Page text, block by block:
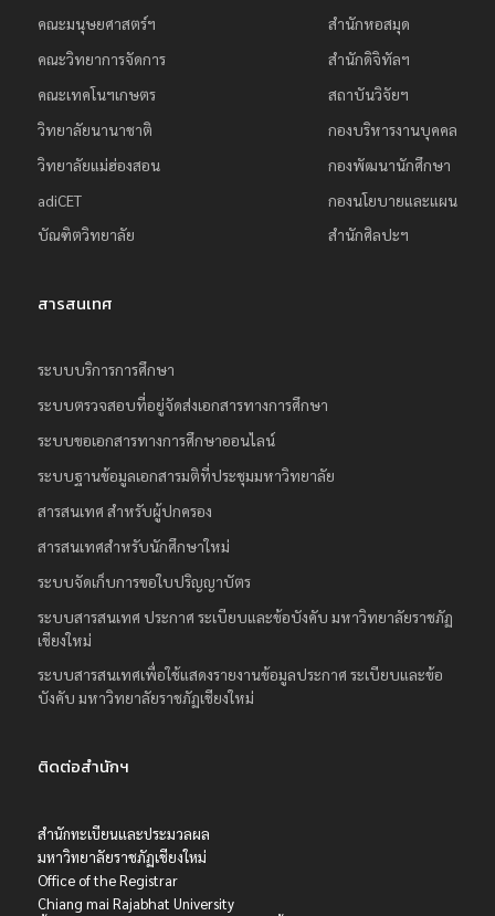
คณะมนุษยศาสตร์ฯ
คณะวิทยาการจัดการ
คณะเทคโนฯเกษตร
วิทยาลัยนานาชาติ
วิทยาลัยแม่ฮ่องสอน
adiCET
บัณฑิตวิทยาลัย
สำนักหอสมุด
สำนักดิจิทัลฯ
สถาบันวิจัยฯ
กองบริหารงานบุคคล
กองพัฒนานักศึกษา
กองนโยบายและแผน
สำนักศิลปะฯ
สารสนเทศ
ระบบบริการการศึกษา
ระบบตรวจสอบที่อยู่จัดส่งเอกสารทางการศึกษา
ระบบขอเอกสารทางการศึกษาออนไลน์
ระบบฐานข้อมูลเอกสารมติที่ประชุมมหาวิทยาลัย
สารสนเทศ สำหรับผู้ปกครอง
สารสนเทศสำหรับนักศึกษาใหม่
ระบบจัดเก็บการขอใบปริญญาบัตร
ระบบสารสนเทศ ประกาศ ระเบียบและข้อบังคับ มหาวิทยาลัยราชภัฏ
เชียงใหม่
ระบบสารสนเทศเพื่อใช้แสดงรายงานข้อมูลประกาศ ระเบียบและข้อ
บังคับ มหาวิทยาลัยราชภัฏเชียงใหม่
ติดต่อสำนักฯ
สำนักทะเบียนและประมวลผล
มหาวิทยาลัยราชภัฏเชียงใหม่
Office of the Registrar
Chiang mai Rajabhat University